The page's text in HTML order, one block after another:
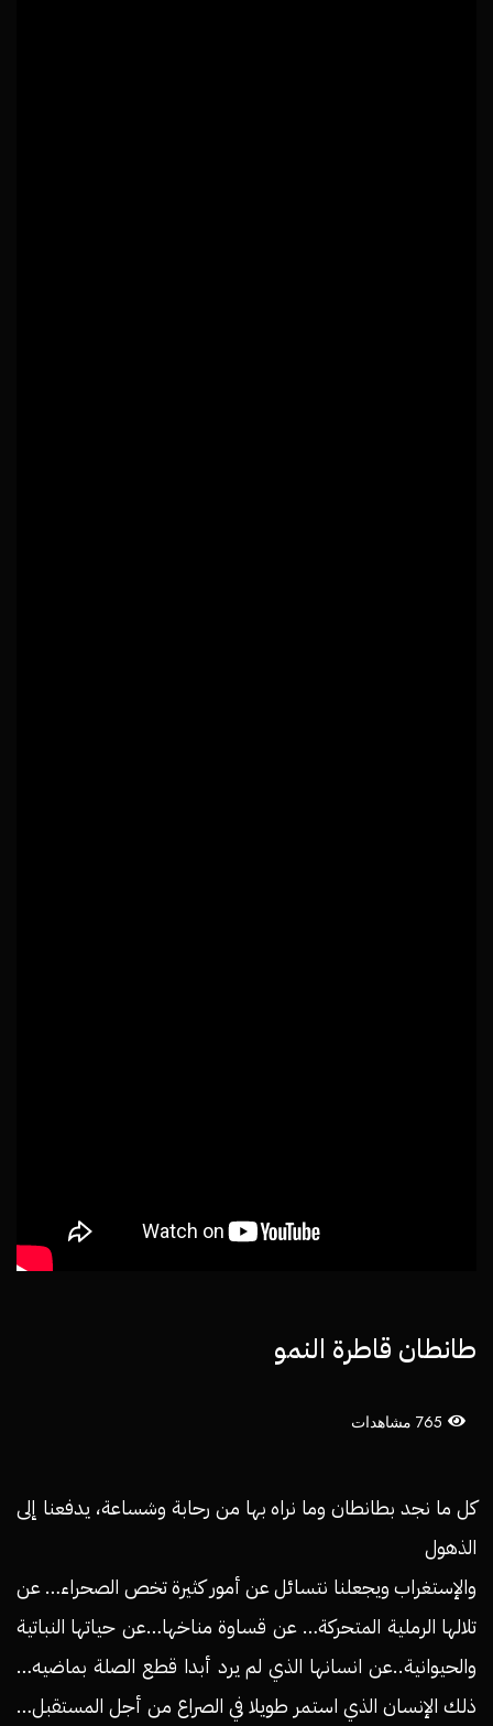
طانطان قاطرة النمو
765 مشاهدات
كل ما نجد بطانطان وما نراه بها من رحابة وشساعة، يدفعنا إلى
الذهول
والإستغراب ويجعلنا نتسائل عن أمور كثيرة تخص الصحراء… عن
تلالها الرملية المتحركة… عن قساوة مناخها…عن حياتها النباتية
والحيوانية..عن انسانها الذي لم يرد أبدا قطع الصلة بماضيه…
ذلك الإنسان الذي استمر طويلا في الصراع من أجل المستقبل…